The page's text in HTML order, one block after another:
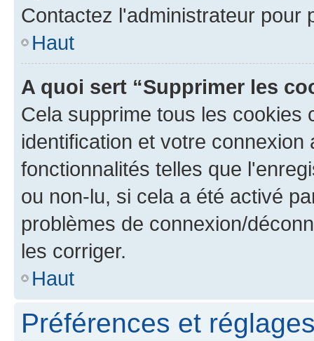
Contactez l'administrateur pour
Haut
A quoi sert “Supprimer les
Cela supprime tous les cookies
identification et votre
fonctionnalités telles que
ou non-lu, si cela a été activé
problèmes de connexion/
les corriger.
Haut
Préférences et